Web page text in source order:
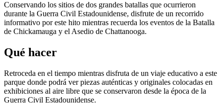
Conservando los sitios de dos grandes batallas que ocurrieron
durante la Guerra Civil Estadounidense, disfrute de un recorrido
informativo por este hito mientras recuerda los eventos de la Batalla
de Chickamauga y el Asedio de Chattanooga.
Qué hacer
Retroceda en el tiempo mientras disfruta de un viaje educativo a este
parque donde podrá ver piezas auténticas y originales colocadas en
exhibiciones al aire libre que se conservaron desde la época de la
Guerra Civil Estadounidense.